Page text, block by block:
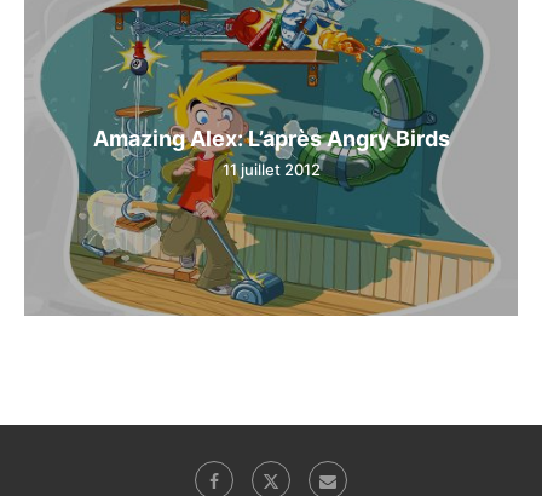
Amazing Alex: L’après Angry Birds
11 juillet 2012